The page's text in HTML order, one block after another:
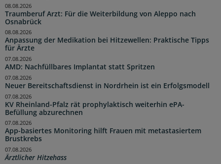
Traumberuf Arzt: Für die Weiterbildung von Aleppo nach
Osnabrück
08.08.2026
Anpassung der Medikation bei Hitzewellen: Praktische Tipps
für Ärzte
08.08.2026
AMD: Nachfüllbares Implantat statt Spritzen
07.08.2026
Neuer Bereitschaftsdienst in Nordrhein ist ein Erfolgsmodell
07.08.2026
KV Rheinland-Pfalz rät prophylaktisch weiterhin ePA-
Befüllung abzurechnen
07.08.2026
App-basiertes Monitoring hilft Frauen mit metastasiertem
Brustkrebs
07.08.2026
Ärztlicher Hitzehass
07.08.2026